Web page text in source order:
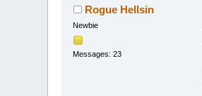
Rogue Hellsin
Newbie
Messages: 23